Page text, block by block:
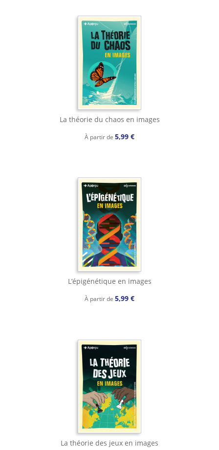
La théorie du chaos en images
À partir de 5,99 €
L’épigénétique en images
À partir de 5,99 €
La théorie des jeux en images